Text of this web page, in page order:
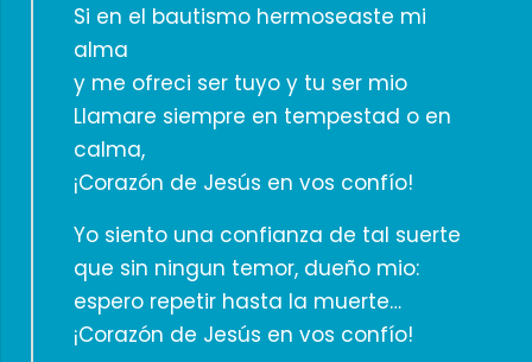
Si en el bautismo hermoseaste mi
alma
y me ofreci ser tuyo y tu ser mio
Llamare siempre en tempestad o en
calma,
¡Corazón de Jesús en vos confío!
Yo siento una confianza de tal suerte
que sin ningun temor, dueño mio:
espero repetir hasta la muerte…
¡Corazón de Jesús en vos confío!